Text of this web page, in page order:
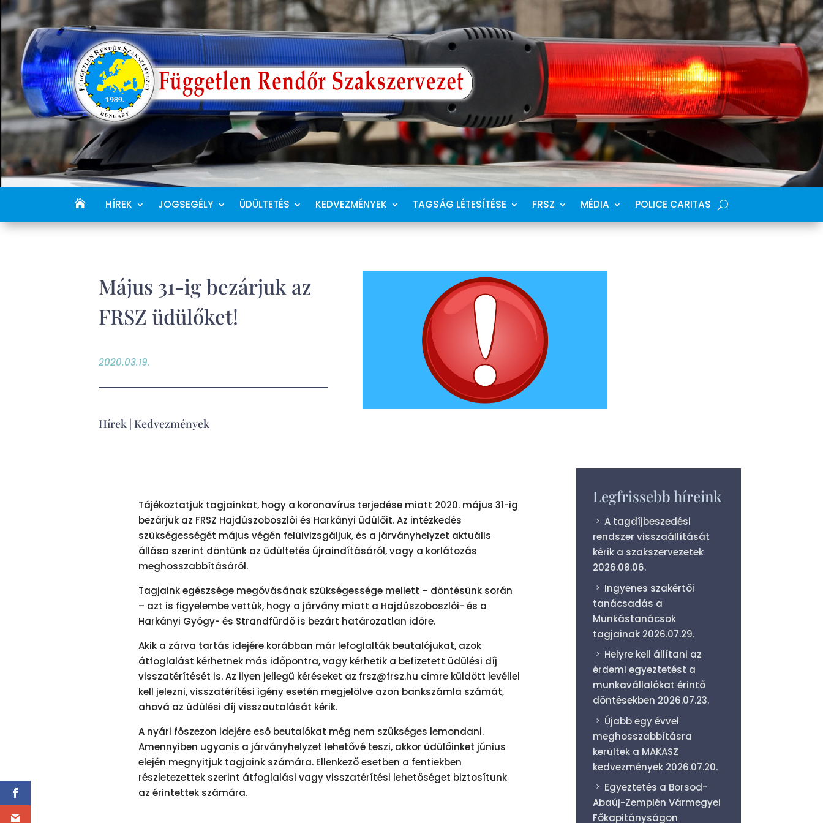
HÍREK JOGSEGÉLY ÜDÜLTETÉS KEDVEZMÉNYEK TAGSÁG LÉTESÍTÉSE FRSZ MÉDIA POLICE CARITAS
Május 31-ig bezárjuk az
FRSZ üdülőket!
2020.03.19.
Hírek Kedvezmények
Tájékoztatjuk tagjainkat, hogy a koronavírus terjedése miatt 2020. május 31-ig
bezárjuk az FRSZ Hajdúszoboszlói és Harkányi üdülőit. Az intézkedés
szükségességét május végén felülvizsgáljuk, és a járványhelyzet aktuális
állása szerint döntünk az üdültetés újraindításáról, vagy a korlátozás
meghosszabbításáról.
Tagjaink egészsége megóvásának szükségessége mellett – döntésünk során
– azt is figyelembe vettük, hogy a járvány miatt a Hajdúszoboszlói- és a
Harkányi Gyógy- és Strandfürdő is bezárt határozatlan időre.
Akik a zárva tartás idejére korábban már lefoglalták beutalójukat, azok
átfoglalást kérhetnek más időpontra, vagy kérhetik a befizetett üdülési díj
visszatérítését is. Az ilyen jellegű kéréseket az frsz@frsz.hu címre küldött levéllel
kell jelezni, visszatérítési igény esetén megjelölve azon bankszámla számát,
ahová az üdülési díj visszautalását kérik.
A nyári főszezon idejére eső beutalókat még nem szükséges lemondani.
Amennyiben ugyanis a járványhelyzet lehetővé teszi, akkor üdülőinket június
elején megnyitjuk tagjaink számára. Ellenkező esetben a fentiekben
részletezettek szerint átfoglalási vagy visszatérítési lehetőséget biztosítunk
az érintettek számára.
Legfrissebb híreink
A tagdíjbeszedési
rendszer visszaállítását
kérik a szakszervezetek
2026.08.06.
Ingyenes szakértői
tanácsadás a
Munkástanácsok
tagjainak 2026.07.29.
Helyre kell állítani az
érdemi egyeztetést a
munkavállalókat érintő
döntésekben 2026.07.23.
Újabb egy évvel
meghosszabbításra
kerültek a MAKASZ
kedvezmények 2026.07.20.
Egyeztetés a Borsod-
Abaúj-Zemplén Vármegyei
Főkapitányságon